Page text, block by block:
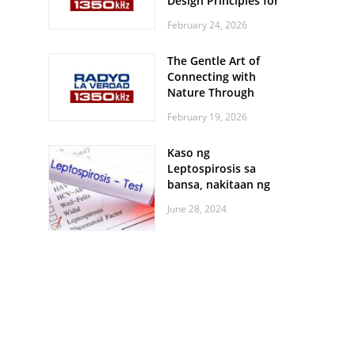
February 24, 2026
The Gentle Art of
Connecting with
Nature Through
Walks
February 19, 2026
Kaso ng
Leptospirosis sa
bansa, nakitaan ng
June 28, 2024